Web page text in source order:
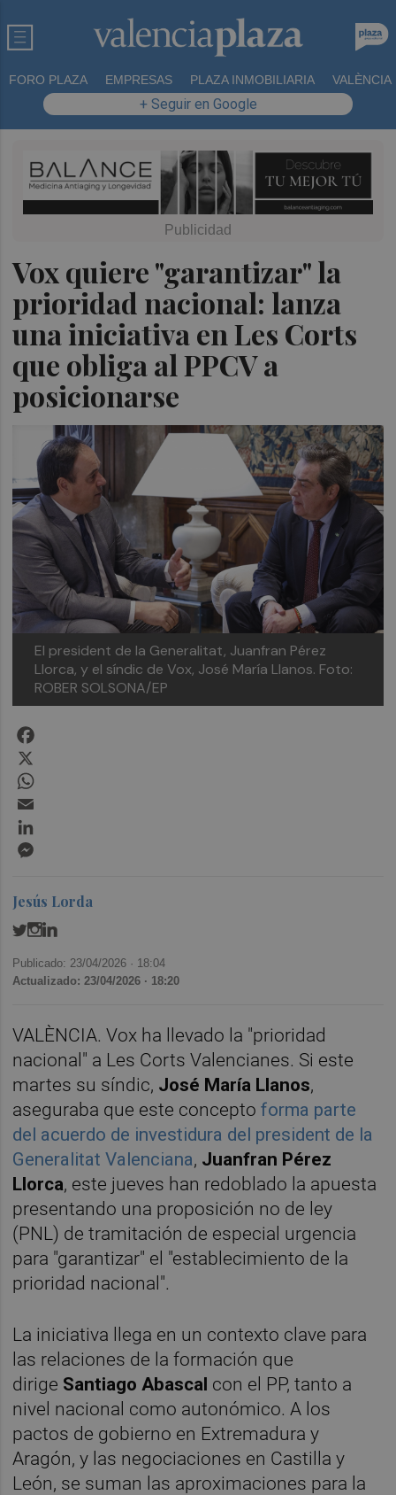
FORO PLAZA EMPRESAS PLAZA INMOBILIARIA VALÈNCIA
+ Seguir en Google
Vox quiere "garantizar" la
prioridad nacional: lanza
una iniciativa en Les Corts
que obliga al PPCV a
posicionarse
El president de la Generalitat, Juanfran Pérez
Llorca, y el síndic de Vox, José María Llanos. Foto:
ROBER SOLSONA/EP
Jesús Lorda
Publicado: 23/04/2026 · 18:04
Actualizado: 23/04/2026 · 18:20
VALÈNCIA. Vox ha llevado la "prioridad
nacional" a Les Corts Valencianes. Si este
martes su síndic, José María Llanos,
aseguraba que este conceptoforma parte
del acuerdo de investidura del president de la
Generalitat Valenciana, Juanfran Pérez
Llorca, este jueves han redoblado la apuesta
presentando una proposición no de ley
(PNL) de tramitación de especial urgencia
para "garantizar" el "establecimiento de la
prioridad nacional".
La iniciativa llega en un contexto clave para
las relaciones de la formación que
dirige Santiago Abascal con el PP, tanto a
nivel nacional como autonómico. A los
pactos de gobierno en Extremadura y
Aragón, y las negociaciones en Castilla y
León, se suman las aproximaciones para la